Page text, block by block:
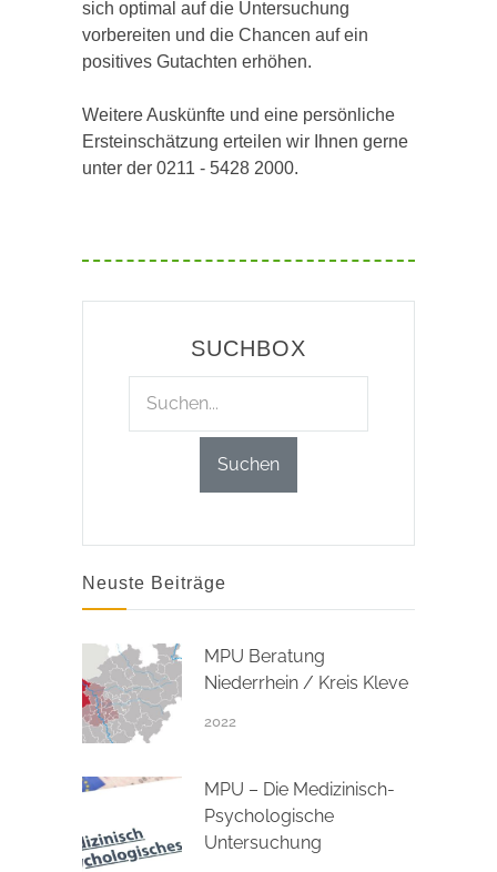
sich optimal auf die Untersuchung
vorbereiten und die Chancen auf ein
positives Gutachten erhöhen.
Weitere Auskünfte und eine persönliche
Ersteinschätzung erteilen wir Ihnen gerne
unter der 0211 - 5428 2000.
SUCHBOX
Neuste Beiträge
MPU Beratung
Niederrhein / Kreis Kleve
2022
MPU – Die Medizinisch-
Psychologische
Untersuchung